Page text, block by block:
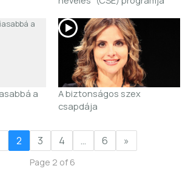
a
A biztonságos szex
csapdája
2 3 4 … 6 »
Page 2 of 6